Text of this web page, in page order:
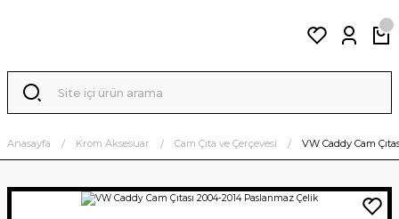
Anasayfa Krom Aksesuar Cam Çıta ve Çerçevesi VW Caddy Cam